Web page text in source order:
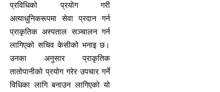
प्रविधिको प्रयोग गरी
अत्याधुनिकरूपमा सेवा प्रदान गर्न
प्राकृतिक अस्पताल सञ्चालन गर्न
लागिएको सचिव केसीको भनाइ छ।
उनका अनुसार प्राकृतिक
तातोपानीको प्रयोग गरेर उपचार गर्ने
विधिका लागि बनाउन लागिएको यो